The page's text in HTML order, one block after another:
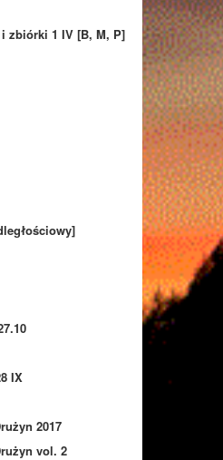
zbiórki 1 IV [B, M, P]
IX
2017
vol. 2